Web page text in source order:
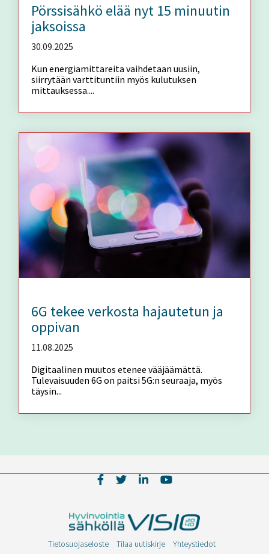
Pörssisähkö elää nyt 15 minuutin
jaksoissa
30.09.2025
Kun energiamittareita vaihdetaan uusiin,
siirrytään varttituntiin myös kulutuksen
mittauksessa....
6G tekee verkosta hajautetun ja
oppivan
11.08.2025
Digitaalinen muutos etenee vääjäämättä.
Tulevaisuuden 6G on paitsi 5G:n seuraaja, myös
täysin...
Tietosuojaseloste Tilaa uutiskirje Yhteystiedot